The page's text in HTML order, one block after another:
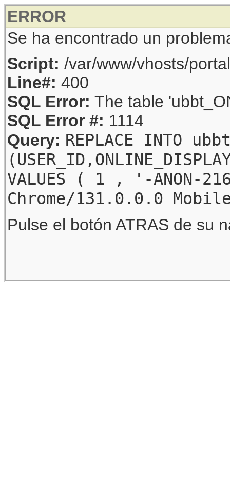
ERROR
Se ha encontrado un
Script: /var/www/vhosts/
Line#: 400
SQL Error: The table
SQL Error #: 1114
Query: REPLACE INTO
VALUES ( 1 , '-
Chrome/131.0.0.0
Pulse el botón ATRAS de su